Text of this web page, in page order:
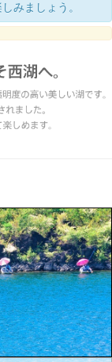
みましょう。